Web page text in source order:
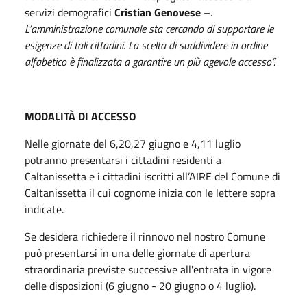
servizi demografici Cristian Genovese –.
L’amministrazione comunale sta cercando di supportare le
esigenze di tali cittadini. La scelta di suddividere in ordine
alfabetico è finalizzata a garantire un più agevole accesso”.
MODALITÀ DI ACCESSO
Nelle giornate del 6,20,27 giugno e 4,11 luglio
potranno presentarsi i cittadini residenti a
Caltanissetta e i cittadini iscritti all’AIRE del Comune di
Caltanissetta il cui cognome inizia con le lettere sopra
indicate.
Se desidera richiedere il rinnovo nel nostro Comune
può presentarsi in una delle giornate di apertura
straordinaria previste successive all'entrata in vigore
delle disposizioni (6 giugno - 20 giugno o 4 luglio).